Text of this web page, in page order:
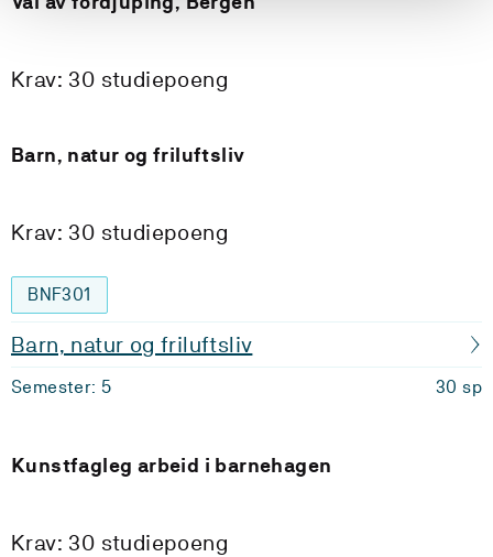
Krav: 30 studiepoeng
Barn, natur og friluftsliv
Krav: 30 studiepoeng
BNF301
Barn, natur og friluftsliv
Semester: 5 30 sp
Kunstfagleg arbeid i barnehagen
Krav: 30 studiepoeng